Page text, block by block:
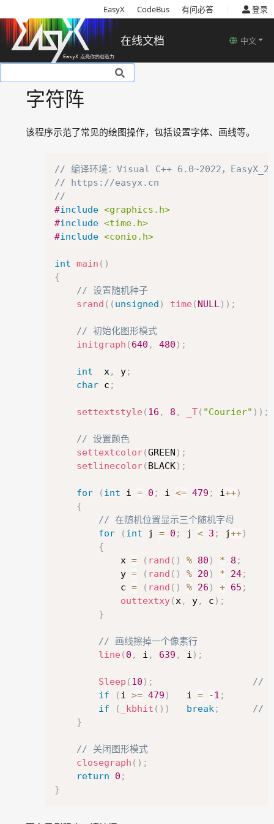
EasyX CodeBus 有问必答 登录
在线文档 中文
基本说明
安装
基本概念
下载
意在版权声明
冀公网安备13010402003019
字符阵
该程序示范了常见的绘图操作，包括设置字体、画线等。
// 编译环境：Visual C++ 6.0~2022，
// https://easyx.cn
//
#include <graphics.h>
#include <time.h>
#include <conio.h>
int main ( )
{
// 设置随机种子
srand ( ( unsigned ) time( NULL) ) ;
// 初始化图形模式
initgraph ( 640 , 480 ) ;
int
  x
, y;
char c ;
settextstyle( 16 , 8 , _T( "Courier" ) ) ;
// 设置颜色
settextcolor(GREEN ) ;
setlinecolor( BLACK) ;
for ( int i = 0 ; i <= 479 ; i++)
{
// 在随机位置显示三个随机字母
for
( int j = 0 ; j < 3 ; j++)
{
			x
= ( rand ( ) % 80 ) * 8 ;
			y
= ( rand ( ) % 20 ) * 24;
			c
= ( rand ( ) % 26 ) + 65 ;
outtextxy(x, y, c ) ;
}
// 画线擦掉一个像素行
line( 0 , i , 639 , i ) ;
Sleep ( 10 ) ;
//
if
( i >= 479 )
	i
= -1 ;
if
( _kbhit ( ) ) break;
//
}
// 关闭图形模式
closegraph ( ) ;
return
0 ;
}
Copy